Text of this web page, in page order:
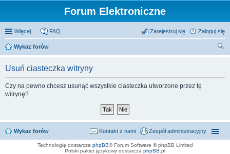
Forum Elektroniczne
Więcej… FAQ Zaloguj się
Zarejestruj się
Wykaz forów
Usuń ciasteczka witryny
Czy na pewno chcesz usunąć wszystkie ciasteczka utworzone przez tę
witrynę?
Wykaz forów Zespół administracyjny
Kontakt z nami
Technologię dostarcza phpBB® Forum Software © phpBB Limited
Polski pakiet językowy dostarcza phpBB.pl